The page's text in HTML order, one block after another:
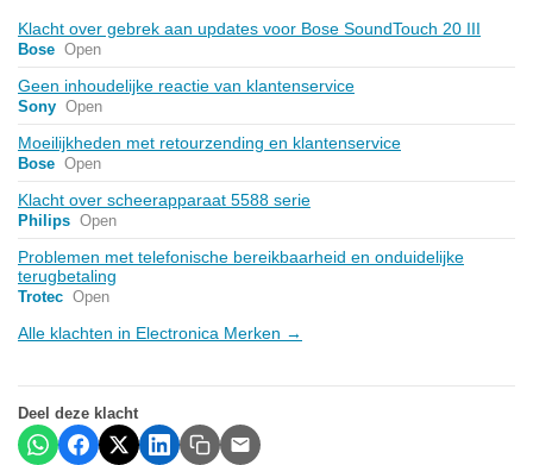
Klacht over gebrek aan updates voor Bose SoundTouch 20 III
Bose Open
Geen inhoudelijke reactie van klantenservice
Sony Open
Moeilijkheden met retourzending en klantenservice
Bose Open
Klacht over scheerapparaat 5588 serie
Philips Open
Problemen met telefonische bereikbaarheid en onduidelijke
terugbetaling
Trotec Open
Alle klachten in Electronica Merken →
Deel deze klacht